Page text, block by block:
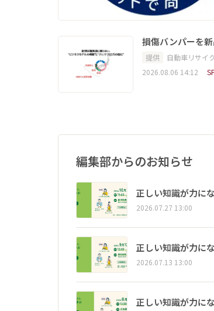
損傷バンパーを
提供
自動車リサイ
2026.08.06 14:12
編集部からのお知らせ
正しい知識が力に
2026.07.27 13:00
正しい知識が力に
2026.07.13 13:00
正しい知識が力に